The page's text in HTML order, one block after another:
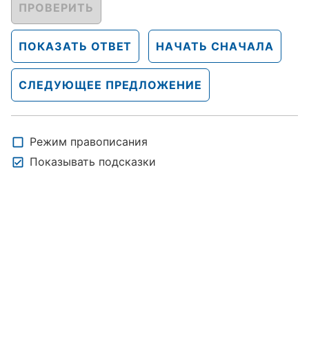
ПРОВЕРИТЬ
ПОКАЗАТЬ ОТВЕТ НАЧАТЬ СНАЧАЛА
СЛЕДУЮЩЕЕ ПРЕДЛОЖЕНИЕ
Режим правописания
Показывать подсказки